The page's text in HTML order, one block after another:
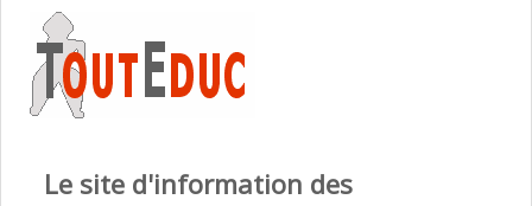
Le site d'information des